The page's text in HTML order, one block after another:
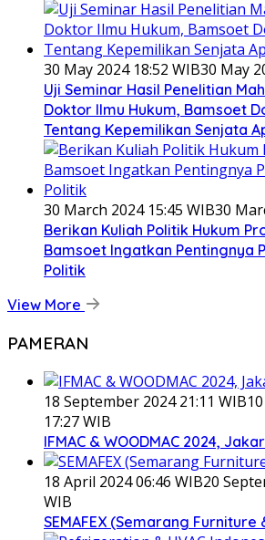
30 May 2024 18:52 WIB30 May
Uji Seminar Hasil Penelitian
Doktor Ilmu Hukum, Bamsoet
Tentang Kepemilikan Senjata
30 March 2024 15:45 WIB30
Berikan Kuliah Politik Hukum
Bamsoet Ingatkan Pentingnya
Politik
View More
PAMERAN
18 September 2024 21:11 WIB
17:27 WIB
IFMAC & WOODMAC 2024,
18 April 2024 06:46 WIB20
WIB
SEMAFEX (Semarang Furniture